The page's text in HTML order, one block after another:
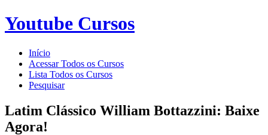
Youtube Cursos
Início
Acessar Todos os Cursos
Lista Todos os Cursos
Pesquisar
Latim Clássico William Bottazzini: Baixe
Agora!